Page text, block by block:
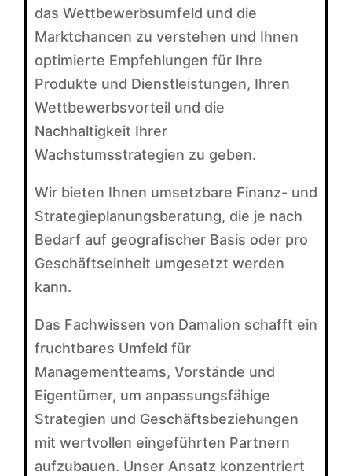
das Wettbewerbsumfeld und die
Marktchancen zu verstehen und Ihnen
optimierte Empfehlungen für Ihre
Produkte und Dienstleistungen, Ihren
Wettbewerbsvorteil und die
Nachhaltigkeit Ihrer
Wachstumsstrategien zu geben.
Wir bieten Ihnen umsetzbare Finanz- und
Strategieplanungsberatung, die je nach
Bedarf auf geografischer Basis oder pro
Geschäftseinheit umgesetzt werden
kann.
Das Fachwissen von Damalion schafft ein
fruchtbares Umfeld für
Managementteams, Vorstände und
Eigentümer, um anpassungsfähige
Strategien und Geschäftsbeziehungen
mit wertvollen eingeführten Partnern
aufzubauen. Unser Ansatz konzentriert